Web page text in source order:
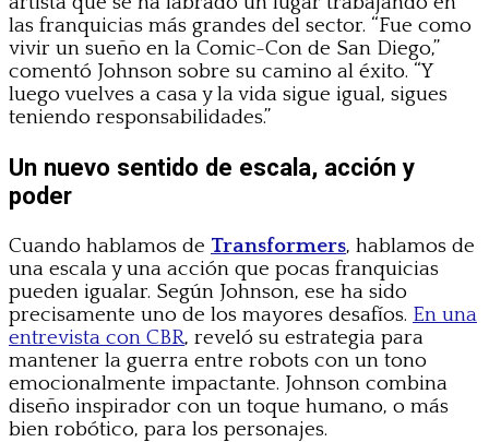
las franquicias más grandes del sector. “Fue como
vivir un sueño en la Comic-Con de San Diego,”
comentó Johnson sobre su camino al éxito. “Y
luego vuelves a casa y la vida sigue igual, sigues
teniendo responsabilidades.”
Un nuevo sentido de escala, acción y
poder
Cuando hablamos de Transformers, hablamos de
una escala y una acción que pocas franquicias
pueden igualar. Según Johnson, ese ha sido
precisamente uno de los mayores desafíos. En una
entrevista con CBR, reveló su estrategia para
mantener la guerra entre robots con un tono
emocionalmente impactante. Johnson combina
diseño inspirador con un toque humano, o más
bien robótico, para los personajes.